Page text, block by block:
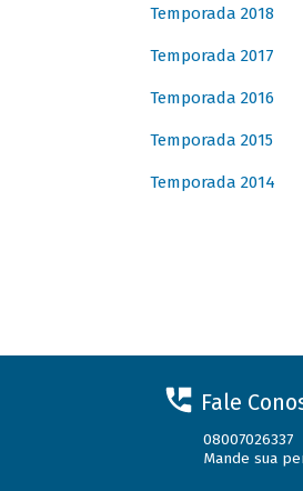
Temporada 2018
Temporada 2017
Temporada 2016
Temporada 2015
Temporada 2014
Fale
08007026337
Mande sua